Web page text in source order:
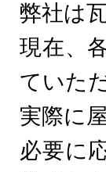
弊社は
現在、
ていた
実際に
必要に